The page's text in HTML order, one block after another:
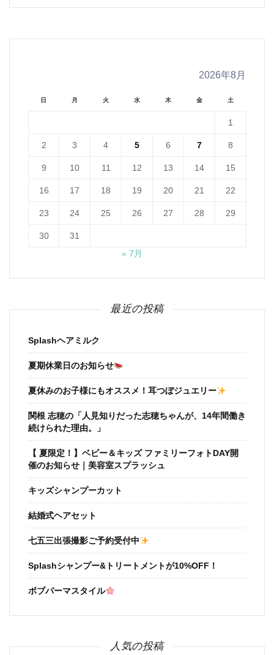
2026年8月
日 月 火 水 木 金 土
1
2 3 4 5 6 7 8
9 10 11 12 13 14 15
16 17 18 19 20 21 22
23 24 25 26 27 28 29
30
31
« 7月
最近の投稿
Splashヘアミルク
夏期休業日のお知らせ
夏休みのお子様にもオススメ！耳つぼジュエリー
関根 志穂の「人見知りだった志穂ちゃんが、14年間働き
続けられた理由。」
【 夏限定！】ベビー＆キッズ ファミリーフォトDAY開
催のお知らせ｜美容室スプラッシュ
キッズシャンプーカット
結婚式ヘアセット
七五三出張撮影ご予約受付中
Splashシャンプー&トリートメントが10%OFF！
ボブパーマスタイル
人気の投稿